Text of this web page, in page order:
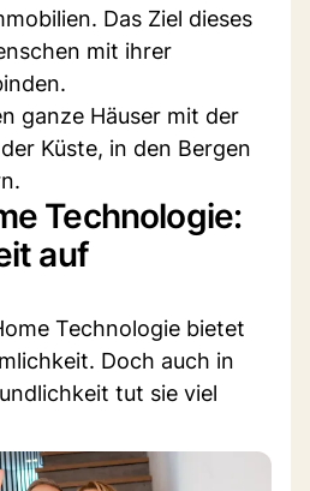
Das Ziel dieses
mit ihrer
ganze Häuser mit der
Küste, in den Bergen
Technologie:
auf
Technologie bietet
Doch auch in
tut sie viel